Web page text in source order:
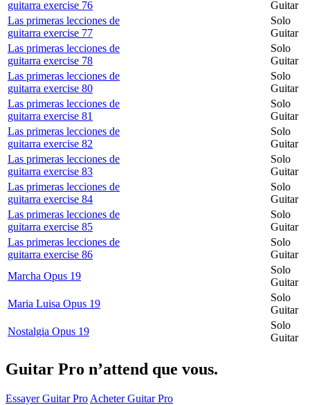
guitarra exercise 76
Guitar
Las primeras lecciones de
guitarra exercise 77
Solo
Guitar
Las primeras lecciones de
guitarra exercise 78
Solo
Guitar
Las primeras lecciones de
guitarra exercise 80
Solo
Guitar
Las primeras lecciones de
guitarra exercise 81
Solo
Guitar
Las primeras lecciones de
guitarra exercise 82
Solo
Guitar
Las primeras lecciones de
guitarra exercise 83
Solo
Guitar
Las primeras lecciones de
guitarra exercise 84
Solo
Guitar
Las primeras lecciones de
guitarra exercise 85
Solo
Guitar
Las primeras lecciones de
guitarra exercise 86
Solo
Guitar
Marcha Opus 19
Solo
Guitar
Maria Luisa Opus 19
Solo
Guitar
Nostalgia Opus 19
Solo
Guitar
Guitar Pro n’attend que vous.
Essayer Guitar Pro Acheter Guitar Pro